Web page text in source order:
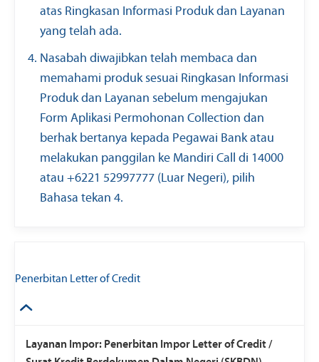
atas Ringkasan Informasi Produk dan Layanan
yang telah ada.
Nasabah diwajibkan telah membaca dan
memahami produk sesuai Ringkasan Informasi
Produk dan Layanan sebelum mengajukan
Form Aplikasi Permohonan Collection dan
berhak bertanya kepada Pegawai Bank atau
melakukan panggilan ke Mandiri Call di 14000
atau +6221 52997777 (Luar Negeri), pilih
Bahasa tekan 4.
Penerbitan Letter of Credit
Layanan Impor: Penerbitan Impor Letter of Credit /